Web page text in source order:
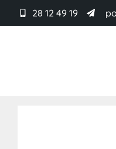
28 12 49 19